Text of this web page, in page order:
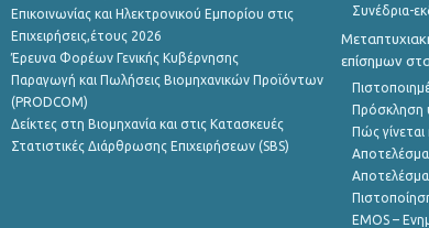
Επικοινωνίας και Ηλεκτρονικού Εμπορίου στις
Επιχειρήσεις,έτους 2026
Έρευνα Φορέων Γενικής Κυβέρνησης
Παραγωγή και Πωλήσεις Βιομηχανικών Προϊόντων
(PRODCOM)
Δείκτες στη Βιομηχανία και στις Κατασκευές
Στατιστικές Διάρθρωσης Επιχειρήσεων (SBS)
Συνέδρια-
επίσημων
Πρόσκληση
Πώς
EMOS –